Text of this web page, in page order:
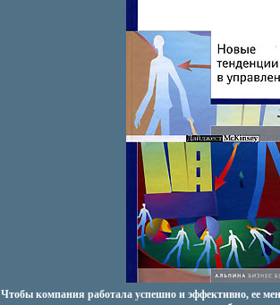
Чтобы компания работала успешно и эффективно, ее